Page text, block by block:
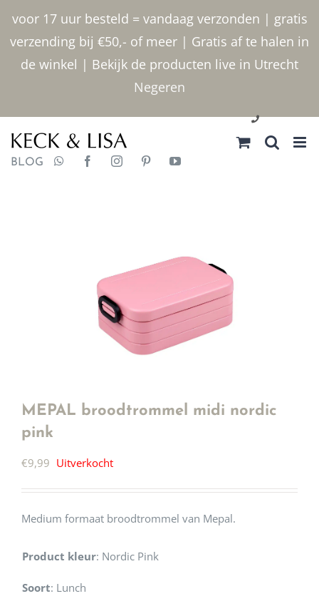
voor 17 uur besteld = vandaag verzonden | gratis
verzending bij €50,- of meer | Gratis af te halen in
de winkel | Bekijk de producten live in Utrecht
Negeren
inhoud
030 2400000
BLOG
MEPAL broodtrommel midi nordic
pink
€9,99 Uitverkocht
Medium formaat broodtrommel van Mepal.
Product kleur: Nordic Pink
Soort: Lunch